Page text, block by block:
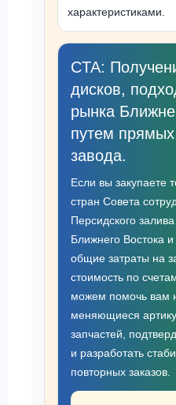
характеристиками.
CTA:
дисков,
рынка
путем прямых
завода.
Если вы закупаете
стран Совета
Персидского
Ближнего Востока и
общие затраты на
стоимость по
можем помочь вам
меняющиеся
запчастей,
и разработать
повторных заказов.